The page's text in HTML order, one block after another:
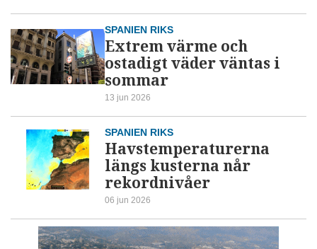
SPANIEN RIKS
Extrem värme och
ostadigt väder väntas i
sommar
13 jun 2026
SPANIEN RIKS
Havstemperaturerna
längs kusterna når
rekordnivåer
06 jun 2026